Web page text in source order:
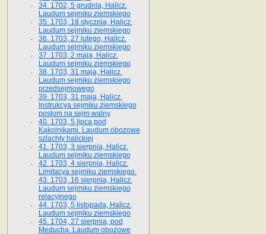
34. 1702, 5 grudnia, Halicz.
Laudum sejmiku ziemskiego
35. 1703, 18 stycznia, Halicz.
Laudum sejmiku ziemskiego
36. 1703, 27 lutego, Halicz.
Laudum sejmiku ziemskiego
37. 1703, 2 maja, Halicz.
Laudum sejmiku ziemskiego
38. 1703, 31 maja, Halicz.
Laudum sejmiku ziemskiego
przedsejmowego
39. 1703, 31 maja, Halicz.
Instrukcya sejmiku ziemskiego
posłom na sejm walny
40. 1703, 5 lipca pod
Kąkolnikami. Laudum obozowe
szlachty halickiej
41­. 1703, 3 sierpnia, Halicz.
Laudum sejmiku ziemskiego
42. 1703, 4 sierpnia, Halicz.
Limitacya sejmiku ziemskiego.
43. 1703, 16 sierpnia, Halicz.
Laudum sejmiku ziemskiego
relacyjnego
44. 1703, 5 listopada, Halicz.
Laudum sejmiku ziemskiego
45. 1704, 27 sierpnia, pod
Meduchą. Laudum obozowe